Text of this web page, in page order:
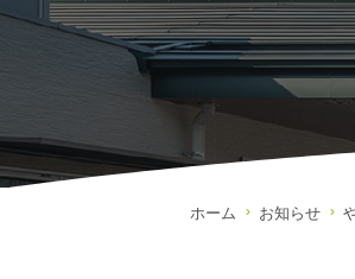
ホーム お知らせ